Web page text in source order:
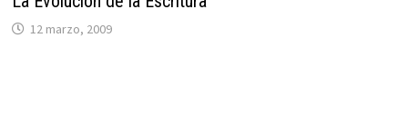
12 marzo, 2009